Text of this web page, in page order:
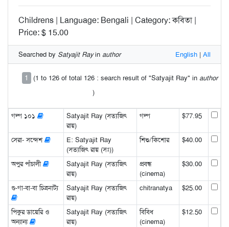
Childrens | Language: Bengali | Category: কবিতা |
Price: $ 15.00
Searched by Satyajit Rayin author English | All
1 (1 to 126 of total 126 : search result of "Satyajit Ray" in author
)
গল্প ১০১
Satyajit Ray (সত্যজিৎ
রায়)
গল্প $77.95
সেরা- সন্দেশ
E: Satyajit Ray
(সত্যজিৎ রায় (সঃ))
শিশু/কিশোর $40.00
অপুর পাঁচালী
Satyajit Ray (সত্যজিৎ
রায়)
প্রবন্ধ
(cinema)
$30.00
গু-গা-বা-বা চিত্রনাট্য
Satyajit Ray (সত্যজিৎ
রায়)
chitranatya $25.00
পিকুর ডায়েরি ও
অন্যান্য
Satyajit Ray (সত্যজিৎ
রায়)
বিবিধ
(cinema)
$12.50